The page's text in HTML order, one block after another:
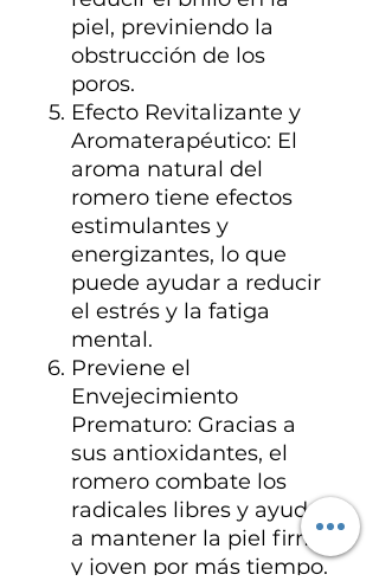
piel, previniendo la
obstrucción de los
poros.
Efecto Revitalizante y
Aromaterapéutico: El
aroma natural del
romero tiene efectos
estimulantes y
energizantes, lo que
puede ayudar a reducir
el estrés y la fatiga
mental.
Previene el
Envejecimiento
Prematuro: Gracias a
sus antioxidantes, el
romero combate los
radicales libres y ayuda
a mantener la piel firme
y joven por más tiempo.